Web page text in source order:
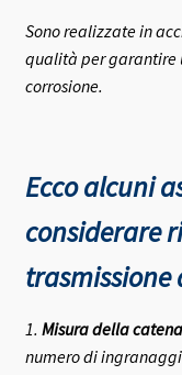
Sono realizzate in
qualità per garantire
corrosione.
Ecco alcuni
considerare
trasmissione
1. Misura della catena
numero di